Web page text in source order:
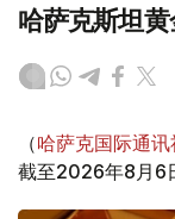
哈萨克斯坦
（哈萨克国际通
截至2026年8月6